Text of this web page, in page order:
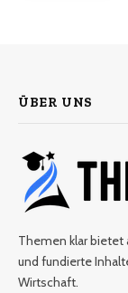
ÜBER UNS
Themen klar bietet
und fundierte
Wirtschaft.